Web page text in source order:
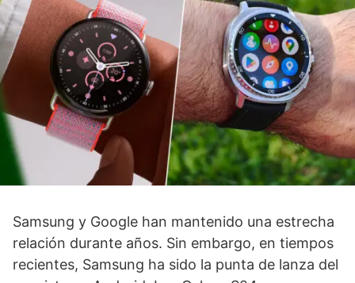
Samsung y Google han mantenido una estrecha
relación durante años. Sin embargo, en tiempos
recientes, Samsung ha sido la punta de lanza del